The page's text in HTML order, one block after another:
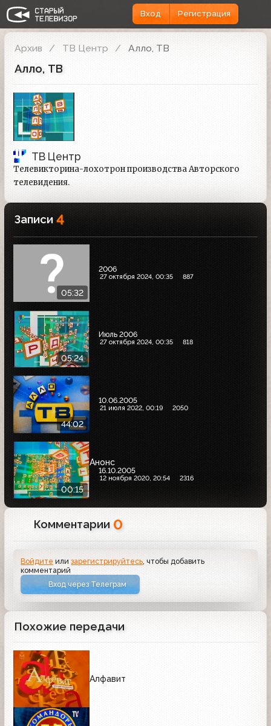
Вход Регистрация
Архив ТВ Центр Алло, ТВ
Алло, ТВ
ТВ Центр
Телевикторина-лохотрон производства Авторского
телевидения.
Записи 4
05:32
2006
27 октября 2024, 00:35 887
05:24
Июль 2006
27 октября 2024, 00:35 818
44:02
10.06.2005
21 июля 2022, 00:19 2050
00:15
Анонс
16.10.2005
12 ноября 2020, 20:54 2316
Комментарии 0
Войдите илизарегистрируйтесь, чтобы добавить
комментарий
Вход через Телеграм
Похожие передачи
Алфавит